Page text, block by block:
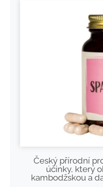
Český přírodní
účinky, který
kambodžskou a